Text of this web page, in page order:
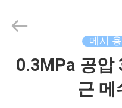
집
2026
Anping
Products
메시
0.3MPa 공압
근 메